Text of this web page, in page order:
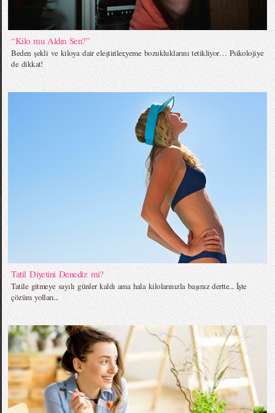
“Kilo mu Aldın Sen?”
Beden şekli ve kiloya dair eleştiriler,yeme bozukluklarını tetikliyor… Psikolojiye
de dikkat!
Tatil Diyetini Denediz mi?
Tatile gitmeye sayılı günler kaldı ama hala kilolarınızla başınız dertte... İşte
çözüm yolları...